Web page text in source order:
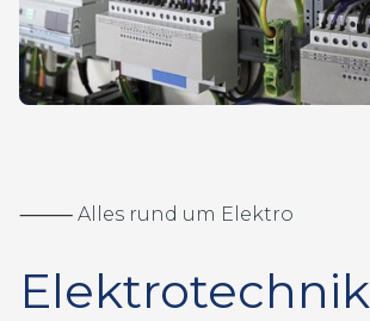
⸻ Alles rund um Elektro
Elektrotechnik